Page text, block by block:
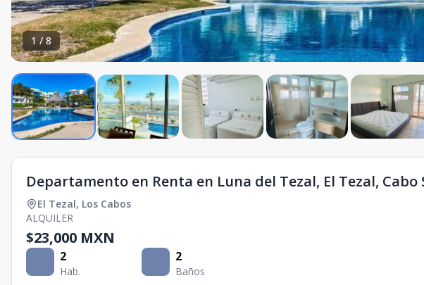
1 / 8
Departamento en Renta en Luna del Tezal, El Tezal, Cabo
El Tezal, Los Cabos
ALQUILER
$23,000 MXN
2
Hab.
2
Baños